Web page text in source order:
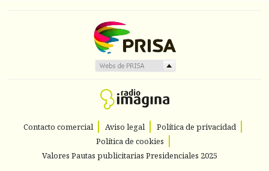
Contacto comercial Aviso legal
Política de privacidad
Política de cookies
Valores Pautas publicitarias Presidenciales 2025